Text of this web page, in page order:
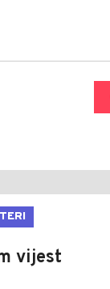
vijest